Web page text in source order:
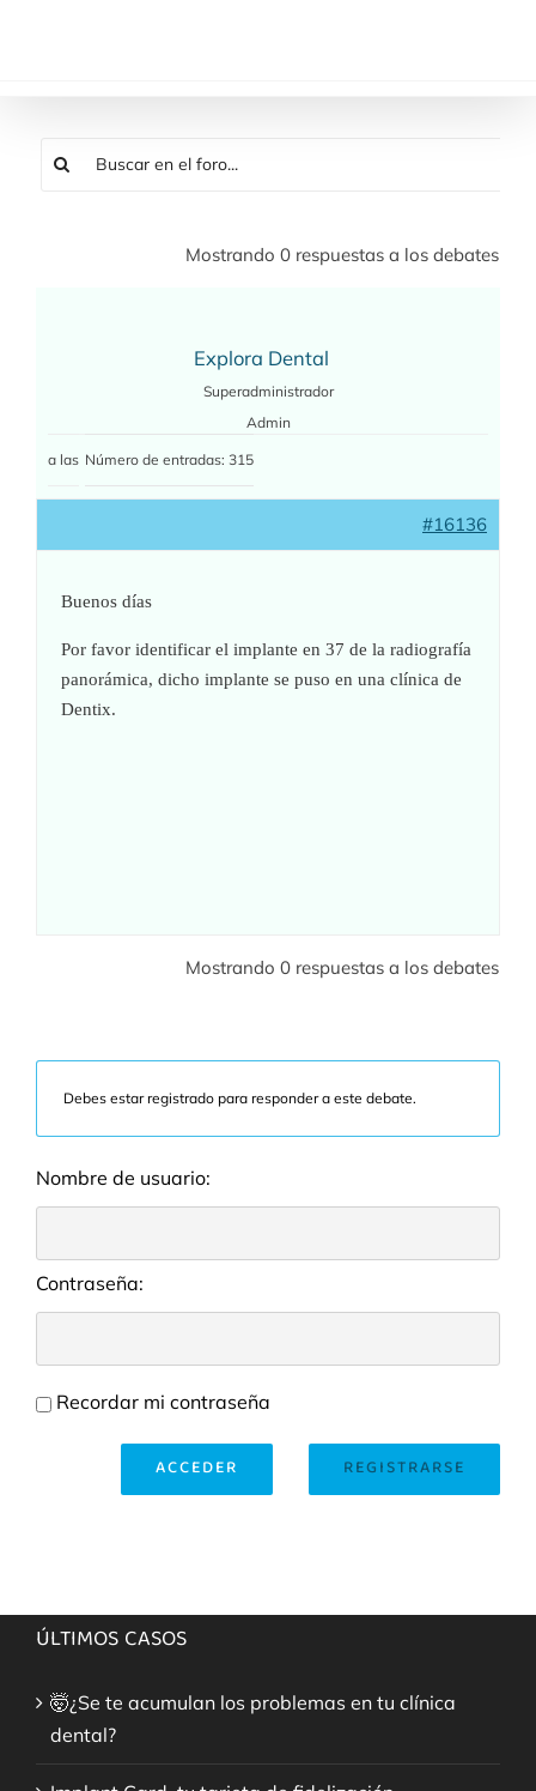
Mostrando 0 respuestas a los debates
Explora Dental
Superadministrador
Admin
a las Número de entradas: 315
#16136
Buenos días
Por favor identificar el implante en 37 de la radiografía
panorámica, dicho implante se puso en una clínica de
Dentix.
Mostrando 0 respuestas a los debates
Debes estar registrado para responder a este debate.
Nombre de usuario:
Contraseña:
Recordar mi contraseña
REGISTRARSE
ACCEDER
ÚLTIMOS CASOS
🤯¿Se te acumulan los problemas en tu clínica
dental?